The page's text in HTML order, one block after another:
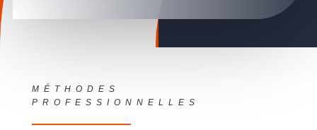
MÉTHODES
PROFESSIONNELLES